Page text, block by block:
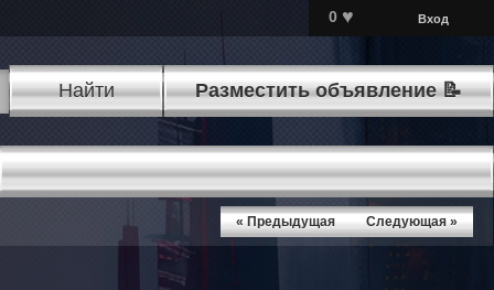
0 ♥ Вход
Найти Разместить объявление 📝
« Предыдущая Следующая »